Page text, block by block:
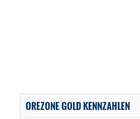
OREZONE GOLD KENNZAHLEN